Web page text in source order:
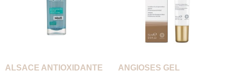
ALSACE ANTIOXIDANTE
ANGIOSES GEL